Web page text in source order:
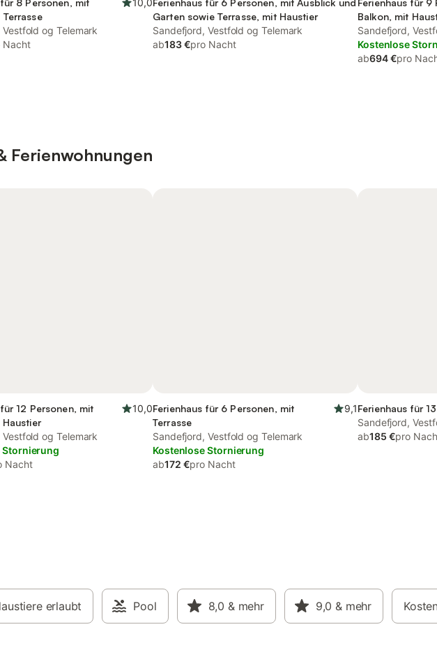
8 Personen, mit
10,0
og Telemark
Nacht
Ferienhaus für 6 Personen, mit Ausblick und
Garten sowie Terrasse, mit Haustier
Sandefjord, Vestfold og Telemark
ab183 €pro Nacht
Ferienhaus für 9
Balkon, mit
Sandefjord,
Kostenlose
ab694 €pro
Ferienwohnungen
12 Personen, mit
10,0
og Telemark
Stornierung
Nacht
Ferienhaus für 6 Personen, mit
Terrasse
9,1
Sandefjord, Vestfold og Telemark
Kostenlose Stornierung
ab172 €pro Nacht
Ferienhaus für
Sandefjord,
ab185 €pro
erlaubt Pool 8,0 & mehr 9,0 & mehr